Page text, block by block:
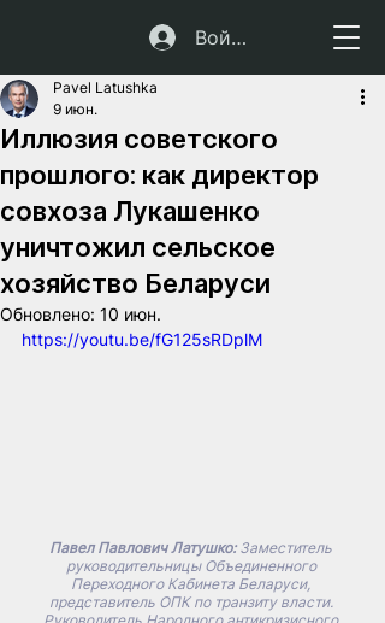
Войти
Иллюзия советского
прошлого: как директор
совхоза Лукашенко
уничтожил сельское
хозяйство Беларуси
Pavel Latushka
9 июн.
Обновлено: 10 июн.
https://youtu.be/fG125sRDplM
Павел Павлович Латушко: Заместитель
руководительницы Объединенного
Переходного Кабинета Беларуси,
представитель ОПК по транзиту власти.